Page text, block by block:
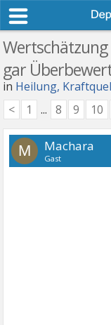
gar
in Heilung,
< 1 ... 8 9 10
M Machara
Gast